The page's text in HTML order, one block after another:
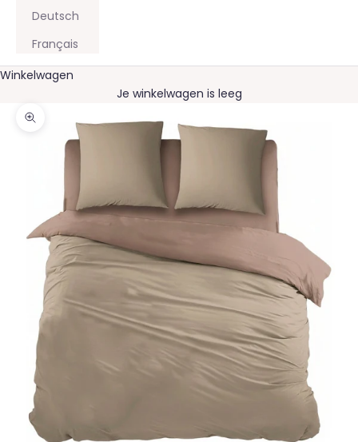
Deutsch
Français
Winkelwagen
Je winkelwagen is leeg
In-/uitzoomen